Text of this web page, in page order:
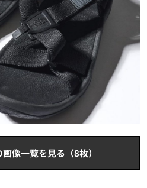
像一覧を見る（8枚）